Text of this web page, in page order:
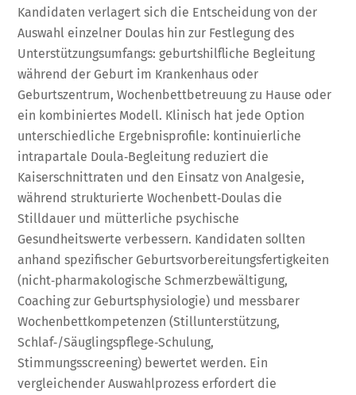
Kandidaten verlagert sich die Entscheidung von der
Auswahl einzelner Doulas hin zur Festlegung des
Unterstützungsumfangs: geburtshilfliche Begleitung
während der Geburt im Krankenhaus oder
Geburtszentrum, Wochenbettbetreuung zu Hause oder
ein kombiniertes Modell. Klinisch hat jede Option
unterschiedliche Ergebnisprofile: kontinuierliche
intrapartale Doula‑Begleitung reduziert die
Kaiserschnittraten und den Einsatz von Analgesie,
während strukturierte Wochenbett‑Doulas die
Stilldauer und mütterliche psychische
Gesundheitswerte verbessern. Kandidaten sollten
anhand spezifischer Geburtsvorbereitungsfertigkeiten
(nicht‑pharmakologische Schmerzbewältigung,
Coaching zur Geburtsphysiologie) und messbarer
Wochenbettkompetenzen (Stillunterstützung,
Schlaf‑/Säuglingspflege‑Schulung,
Stimmungsscreening) bewertet werden. Ein
vergleichender Auswahlprozess erfordert die